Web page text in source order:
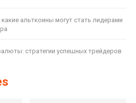
альткоины могут стать лидерами
стратегии успешных трейдеров